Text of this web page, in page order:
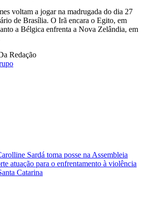
voltam a jogar na madrugada do dia 27
de Brasília. O Irã encara o Egito, em
a Bélgica enfrenta a Nova Zelândia, em
Redação